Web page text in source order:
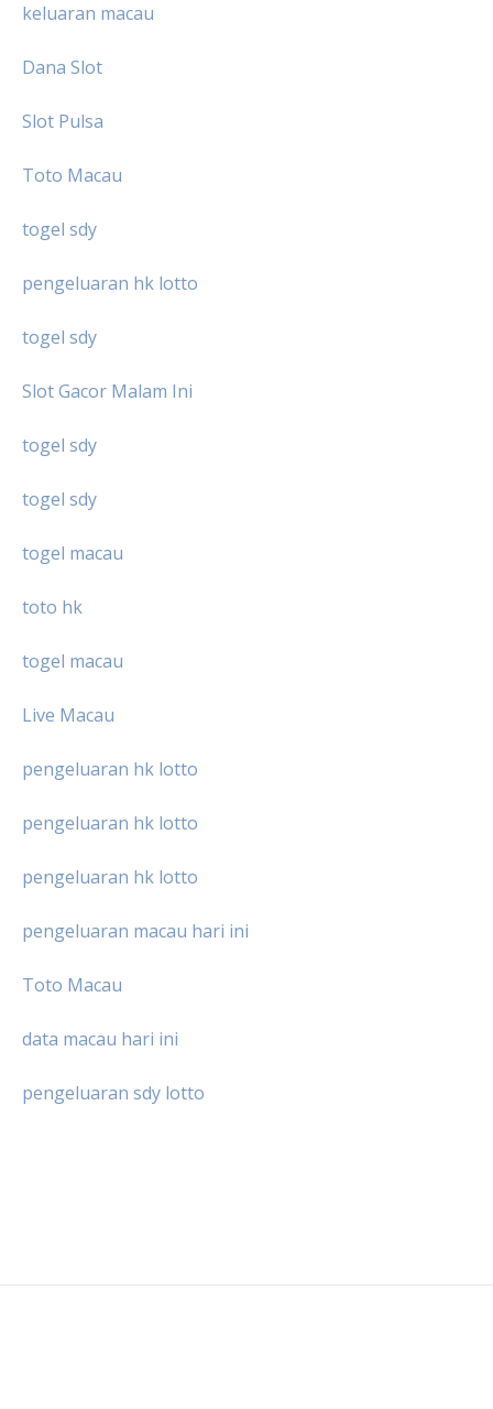
keluaran macau
Dana Slot
Slot Pulsa
Toto Macau
togel sdy
pengeluaran hk lotto
togel sdy
Slot Gacor Malam Ini
togel sdy
togel sdy
togel macau
toto hk
togel macau
Live Macau
pengeluaran hk lotto
pengeluaran hk lotto
pengeluaran hk lotto
pengeluaran macau hari ini
Toto Macau
data macau hari ini
pengeluaran sdy lotto